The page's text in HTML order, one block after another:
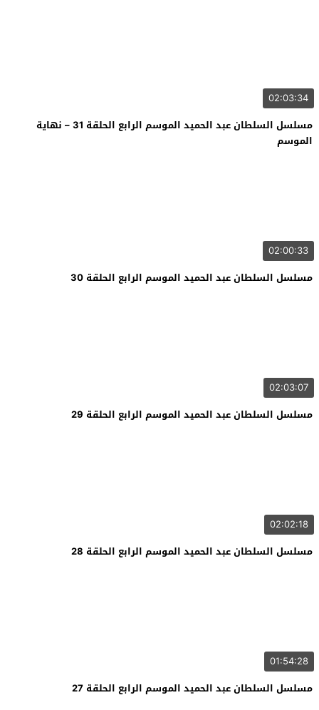
02:03:34
مسلسل السلطان عبد الحميد الموسم الرابع الحلقة 31 – نهاية
الموسم
02:00:33
مسلسل السلطان عبد الحميد الموسم الرابع الحلقة 30
02:03:07
مسلسل السلطان عبد الحميد الموسم الرابع الحلقة 29
02:02:18
مسلسل السلطان عبد الحميد الموسم الرابع الحلقة 28
01:54:28
مسلسل السلطان عبد الحميد الموسم الرابع الحلقة 27